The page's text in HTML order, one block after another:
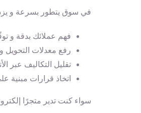
في سوق يتطور بسرعة و
فهم عملائك بدقة و
رفع معدلات التحويل
تقليل التكاليف عبر
اتخاذ قرارات مبنية
سواء كنت تدير متجرًا